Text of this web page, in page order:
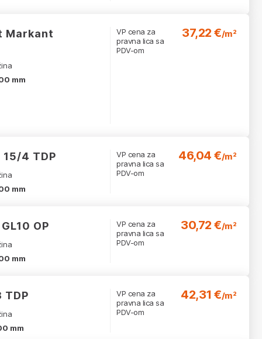
Markant
mm
VP cena za
pravna lica sa
PDV-om
37,22 €/m²
4 TDP
mm
VP cena za
pravna lica sa
PDV-om
46,04 €/m²
OP
mm
VP cena za
pravna lica sa
PDV-om
30,72 €/m²
mm
VP cena za
pravna lica sa
PDV-om
42,31 €/m²